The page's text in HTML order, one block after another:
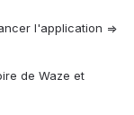
l'application =>
de Waze et